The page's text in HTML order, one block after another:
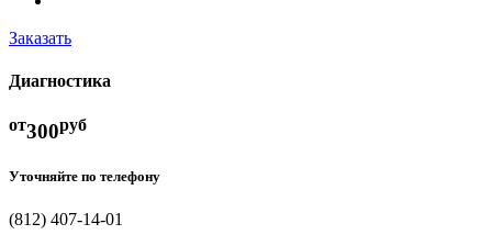
Заказать
Диагностика
от300руб
Уточняйте по телефону
(812) 407-14-01